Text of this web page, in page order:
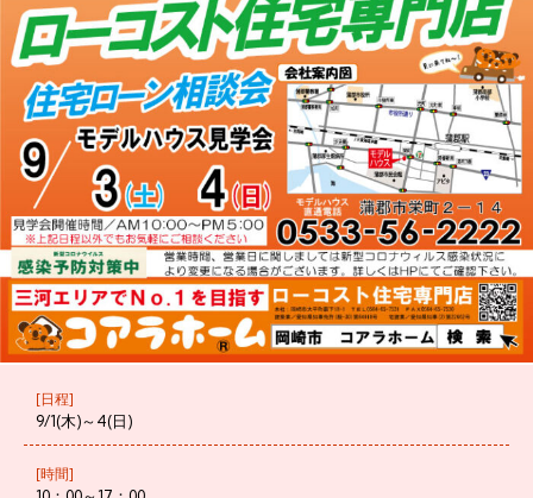
[日程]
9/1(木)～4(日)
[時間]